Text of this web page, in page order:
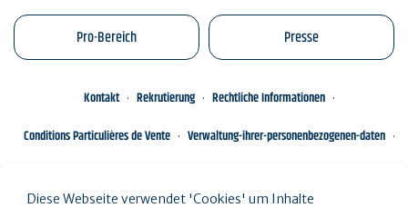
Pro-Bereich Presse
Kontakt Rekrutierung
Rechtliche Informationen
Conditions Particulières de Vente
Verwaltung-ihrer-personenbezogenen-daten
Diese Webseite verwendet 'Cookies' um Inhalte